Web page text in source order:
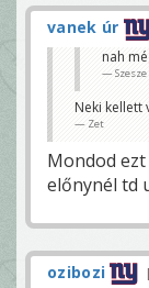
vanek úr
nah
Szesze
Neki kellett
Zet
Mondod
előnynél td
ozibozi